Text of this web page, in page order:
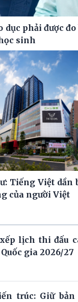
dục phải được
sinh
Tiếng Việt dần
của người Việt
lịch thi đấu
gia 2026/27
trúc: Giữ